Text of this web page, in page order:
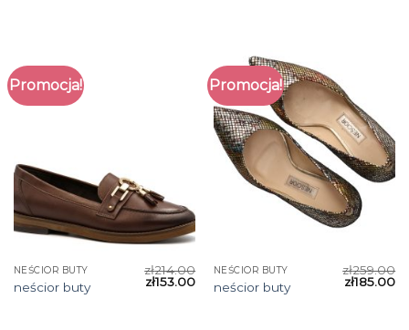
Promocja!
NEŚCIOR BUTY
neścior buty
zł214.00
zł153.00
Promocja!
NEŚCIOR BUTY
neścior buty
zł259.00
zł185.00